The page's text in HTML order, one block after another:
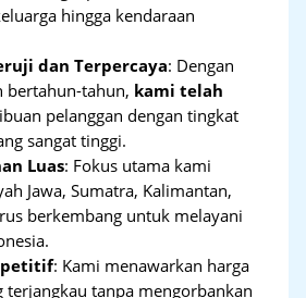
hingga kendaraan
dan Terpercaya: Dengan
bertahun-tahun, kami telah
pelanggan dengan tingkat
sangat tinggi.
Luas: Fokus utama kami
Jawa, Sumatra, Kalimantan,
berkembang untuk melayani
: Kami menawarkan harga
terjangkau tanpa mengorbankan